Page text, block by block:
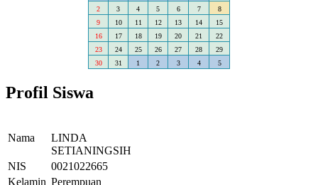
2
3 4 5 6 7
8
9
10 11 12 13 14
15
16
17 18 19 20 21
22
23
24 25 26 27 28
29
30
31 1 2 3 4 5
Profil Siswa
Nama
LINDA
SETIANINGSIH
NIS
0021022665
Kelamin Perempuan